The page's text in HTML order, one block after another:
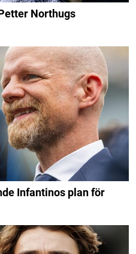
Northugs
Infantinos plan för